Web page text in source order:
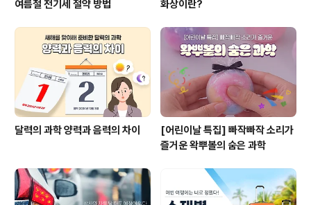
여름철 전기세 절약 방법
화상이란?
달력의 과학 양력과 음력의 차이
[어린이날 특집] 빠작빠작 소리가
즐거운 왁뿌볼의 숨은 과학